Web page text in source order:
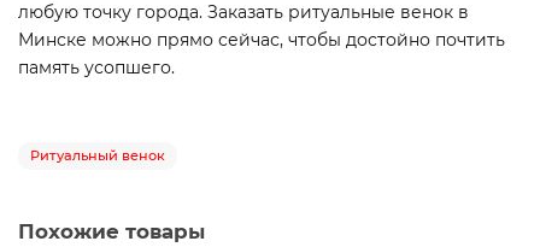
любую точку города. Заказать ритуальные венок в
Минске можно прямо сейчас, чтобы достойно почтить
память усопшего.
Ритуальный венок
Похожие товары